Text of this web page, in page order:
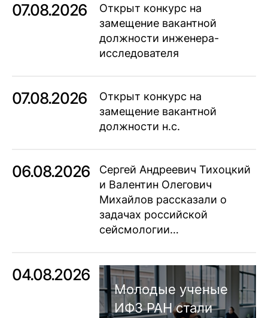
07.08.2026
Открыт конкурс на
замещение вакантной
должности инженера-
исследователя
07.08.2026
Открыт конкурс на
замещение вакантной
должности н.с.
06.08.2026
Сергей Андреевич Тихоцкий
и Валентин Олегович
Михайлов рассказали о
задачах российской
сейсмологии…
04.08.2026
Молодые ученые
ИФЗ РАН стали